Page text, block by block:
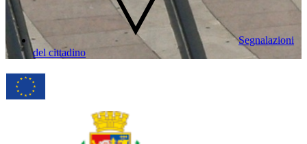
Segnalazioni
del cittadino